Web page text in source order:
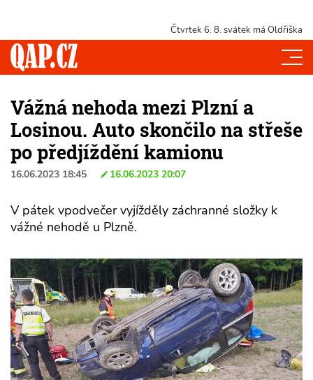
Čtvrtek 6. 8. svátek má Oldřiška
Vážná nehoda mezi Plzní a
Losinou. Auto skončilo na střeše
po předjíždění kamionu
16.06.2023 18:45 16.06.2023 20:07
V pátek vpodvečer vyjížděly záchranné složky k
vážné nehodě u Plzně.